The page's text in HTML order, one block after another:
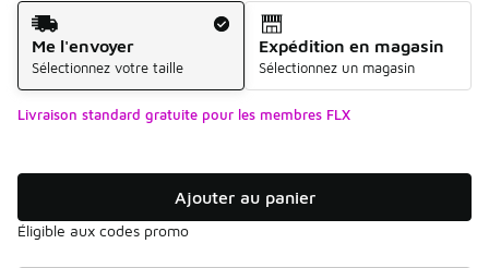
Mode d'expédition
Me l'envoyer
Sélectionnez votre taille
Expédition en magasin
Sélectionnez un magasin
Livraison standard gratuite pour les membres FLX
Ajouter au panier
Éligible aux codes promo